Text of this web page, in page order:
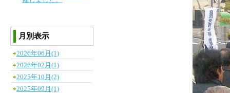
月別表示
2026年06月(1)
2026年02月(1)
2025年10月(2)
2025年09月(1)